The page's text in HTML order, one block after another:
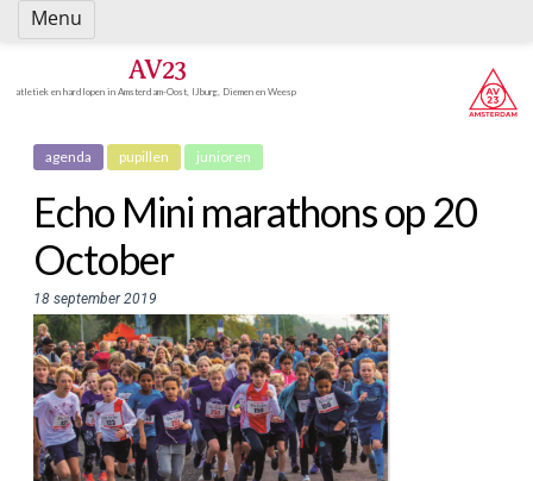
Spring
naar
AV23
atletiek en hardlopen in Amsterdam-Oost, IJburg, Diemen en Weesp
agenda pupillen junioren
Echo Mini marathons op 20
October
18 september 2019
Menu